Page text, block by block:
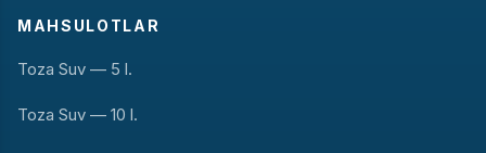
MAHSULOTLAR
Toza Suv — 5 l.
Toza Suv — 10 l.